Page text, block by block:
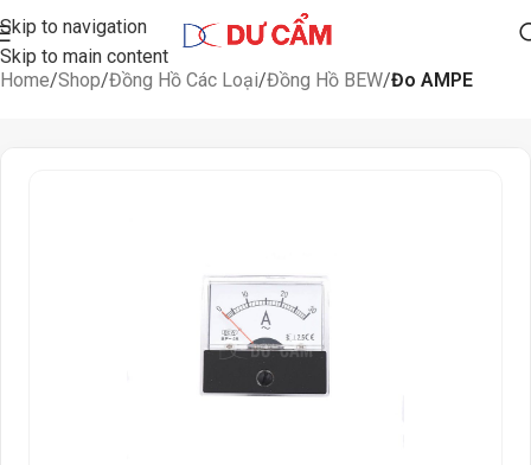
Skip to navigation
Skip to main content
Home Shop Đồng Hồ Các Loại Đồng Hồ BEW Đo AMPE